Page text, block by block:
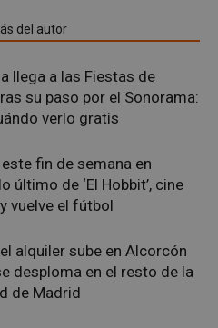
del autor
llega a las Fiestas de
su paso por el Sonorama:
verlo gratis
fin de semana en
último de ‘El Hobbit’, cine
vuelve el fútbol
alquiler sube en Alcorcón
desploma en el resto de la
de Madrid
Amazon.com
embed.bsky.app